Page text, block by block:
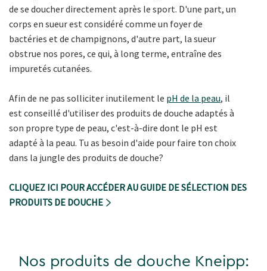
de se doucher directement après le sport. D'une part, un
corps en sueur est considéré comme un foyer de
bactéries et de champignons, d'autre part, la sueur
obstrue nos pores, ce qui, à long terme, entraîne des
impuretés cutanées.
Afin de ne pas solliciter inutilement le pH de la peau, il
est conseillé d'utiliser des produits de douche adaptés à
son propre type de peau, c'est-à-dire dont le pH est
adapté à la peau. Tu as besoin d'aide pour faire ton choix
dans la jungle des produits de douche?
CLIQUEZ ICI POUR ACCÉDER AU GUIDE DE SÉLECTION DES
PRODUITS DE DOUCHE
Nos produits de douche Kneipp: